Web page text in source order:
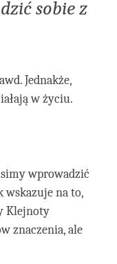
sobie z
Jednakże,
w życiu.
wprowadzić
wskazuje na to,
Klejnoty
znaczenia, ale